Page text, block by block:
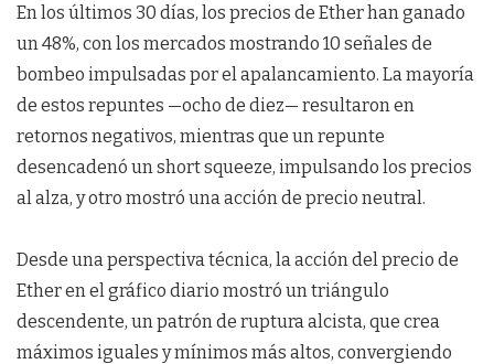
En los últimos 30 días, los precios de Ether han ganado
un 48%, con los mercados mostrando 10 señales de
bombeo impulsadas por el apalancamiento. La mayoría
de estos repuntes —ocho de diez— resultaron en
retornos negativos, mientras que un repunte
desencadenó un short squeeze, impulsando los precios
al alza, y otro mostró una acción de precio neutral.
Desde una perspectiva técnica, la acción del precio de
Ether en el gráfico diario mostró un triángulo
descendente, un patrón de ruptura alcista, que crea
máximos iguales y mínimos más altos, convergiendo